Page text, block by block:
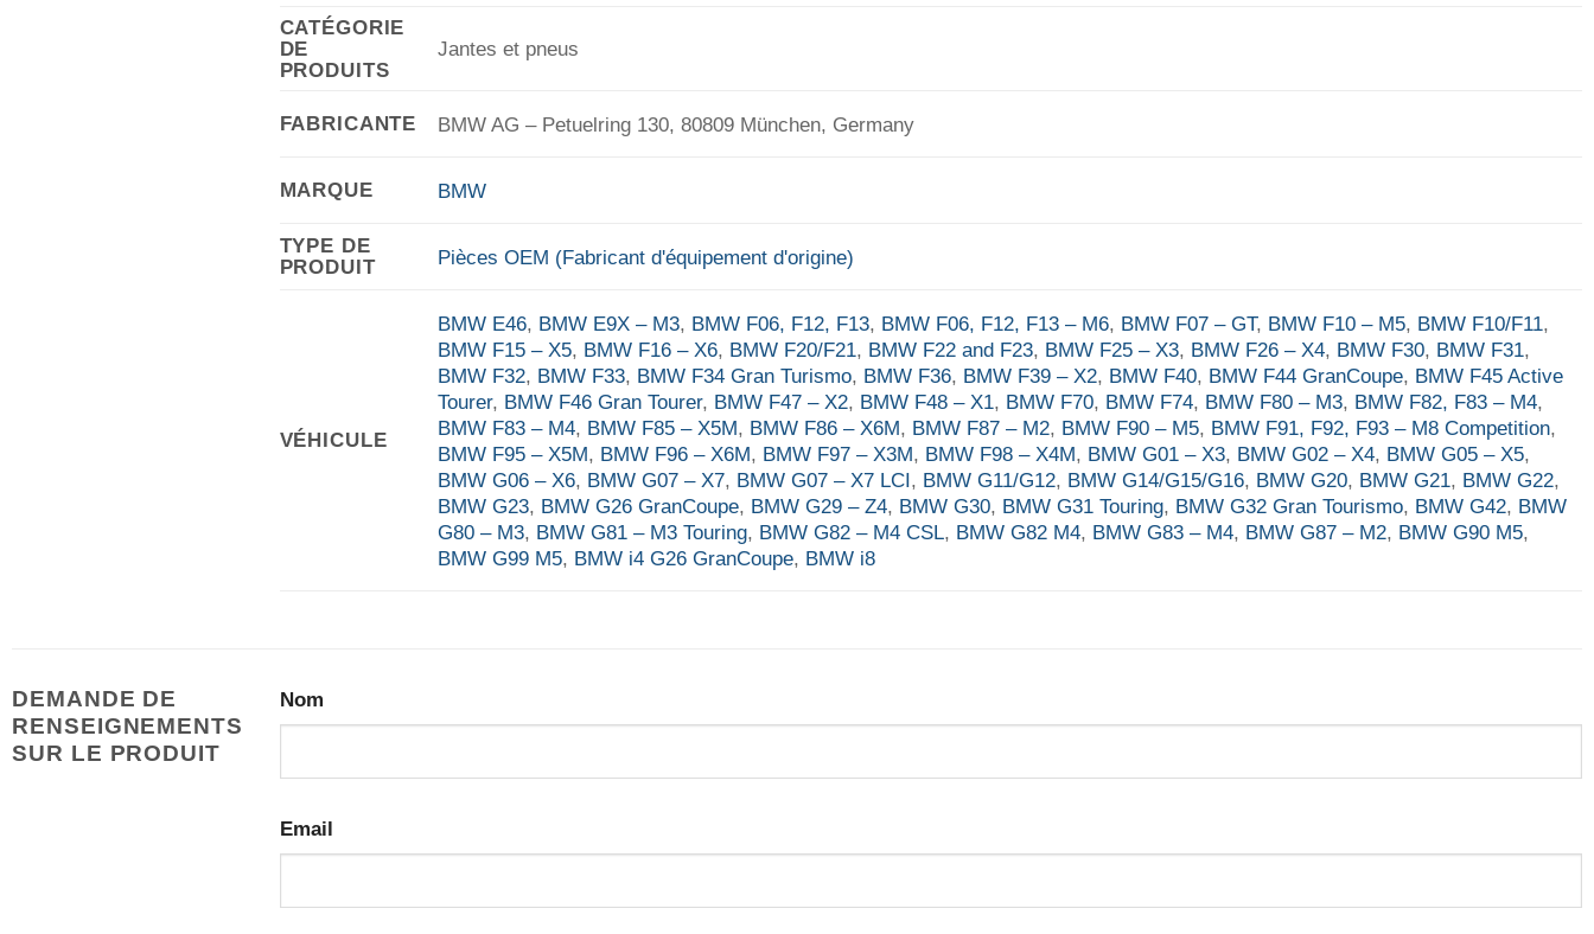
CATÉGORIE
DE
PRODUITS
Jantes et pneus
FABRICANTE BMW AG – Petuelring 130, 80809 München, Germany
MARQUE BMW
TYPE DE
PRODUIT
Pièces OEM (Fabricant d'équipement d'origine)
VÉHICULE
BMW E46, BMW E9X – M3, BMW F06, F12, F13, BMW F06, F12, F13 – M6, BMW F07 – GT, BMW F10 – M5, BMW F10/F11,
BMW F15 – X5, BMW F16 – X6, BMW F20/F21, BMW F22 and F23, BMW F25 – X3, BMW F26 – X4, BMW F30, BMW F31,
BMW F32, BMW F33, BMW F34 Gran Turismo, BMW F36, BMW F39 – X2, BMW F40, BMW F44 GranCoupe, BMW F45 Active
Tourer, BMW F46 Gran Tourer, BMW F47 – X2, BMW F48 – X1, BMW F70, BMW F74, BMW F80 – M3, BMW F82, F83 – M4,
BMW F83 – M4, BMW F85 – X5M, BMW F86 – X6M, BMW F87 – M2, BMW F90 – M5, BMW F91, F92, F93 – M8 Competition,
BMW F95 – X5M, BMW F96 – X6M, BMW F97 – X3M, BMW F98 – X4M, BMW G01 – X3, BMW G02 – X4, BMW G05 – X5,
BMW G06 – X6, BMW G07 – X7, BMW G07 – X7 LCI, BMW G11/G12, BMW G14/G15/G16, BMW G20, BMW G21, BMW G22,
BMW G23, BMW G26 GranCoupe, BMW G29 – Z4, BMW G30, BMW G31 Touring, BMW G32 Gran Tourismo, BMW G42, BMW
G80 – M3, BMW G81 – M3 Touring, BMW G82 – M4 CSL, BMW G82 M4, BMW G83 – M4, BMW G87 – M2, BMW G90 M5,
BMW G99 M5, BMW i4 G26 GranCoupe, BMW i8
DEMANDE DE
RENSEIGNEMENTS
SUR LE PRODUIT
Nom
Email